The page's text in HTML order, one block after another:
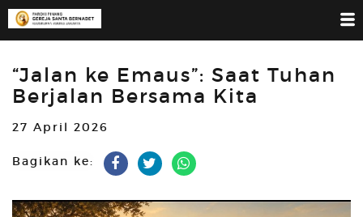
“Jalan ke Emaus”: Saat Tuhan
Berjalan Bersama Kita
27 April 2026
Bagikan ke: